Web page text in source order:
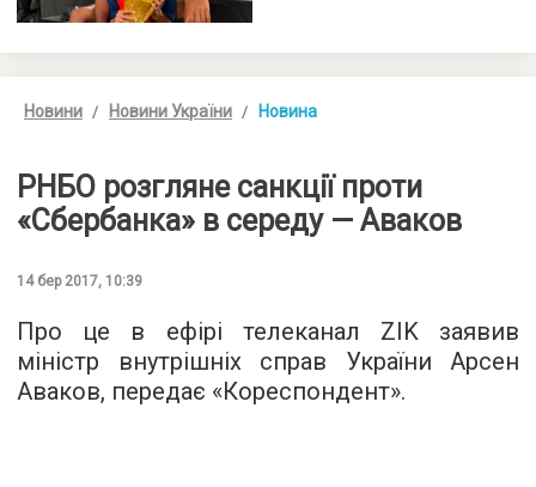
Новини Новини України Новина
РНБО розгляне санкції проти
«Сбербанка» в середу — Аваков
14 бер 2017, 10:39
Про це в ефірі телеканал ZIK заявив
міністр внутрішніх справ України Арсен
Аваков, передає «Кореспондент».